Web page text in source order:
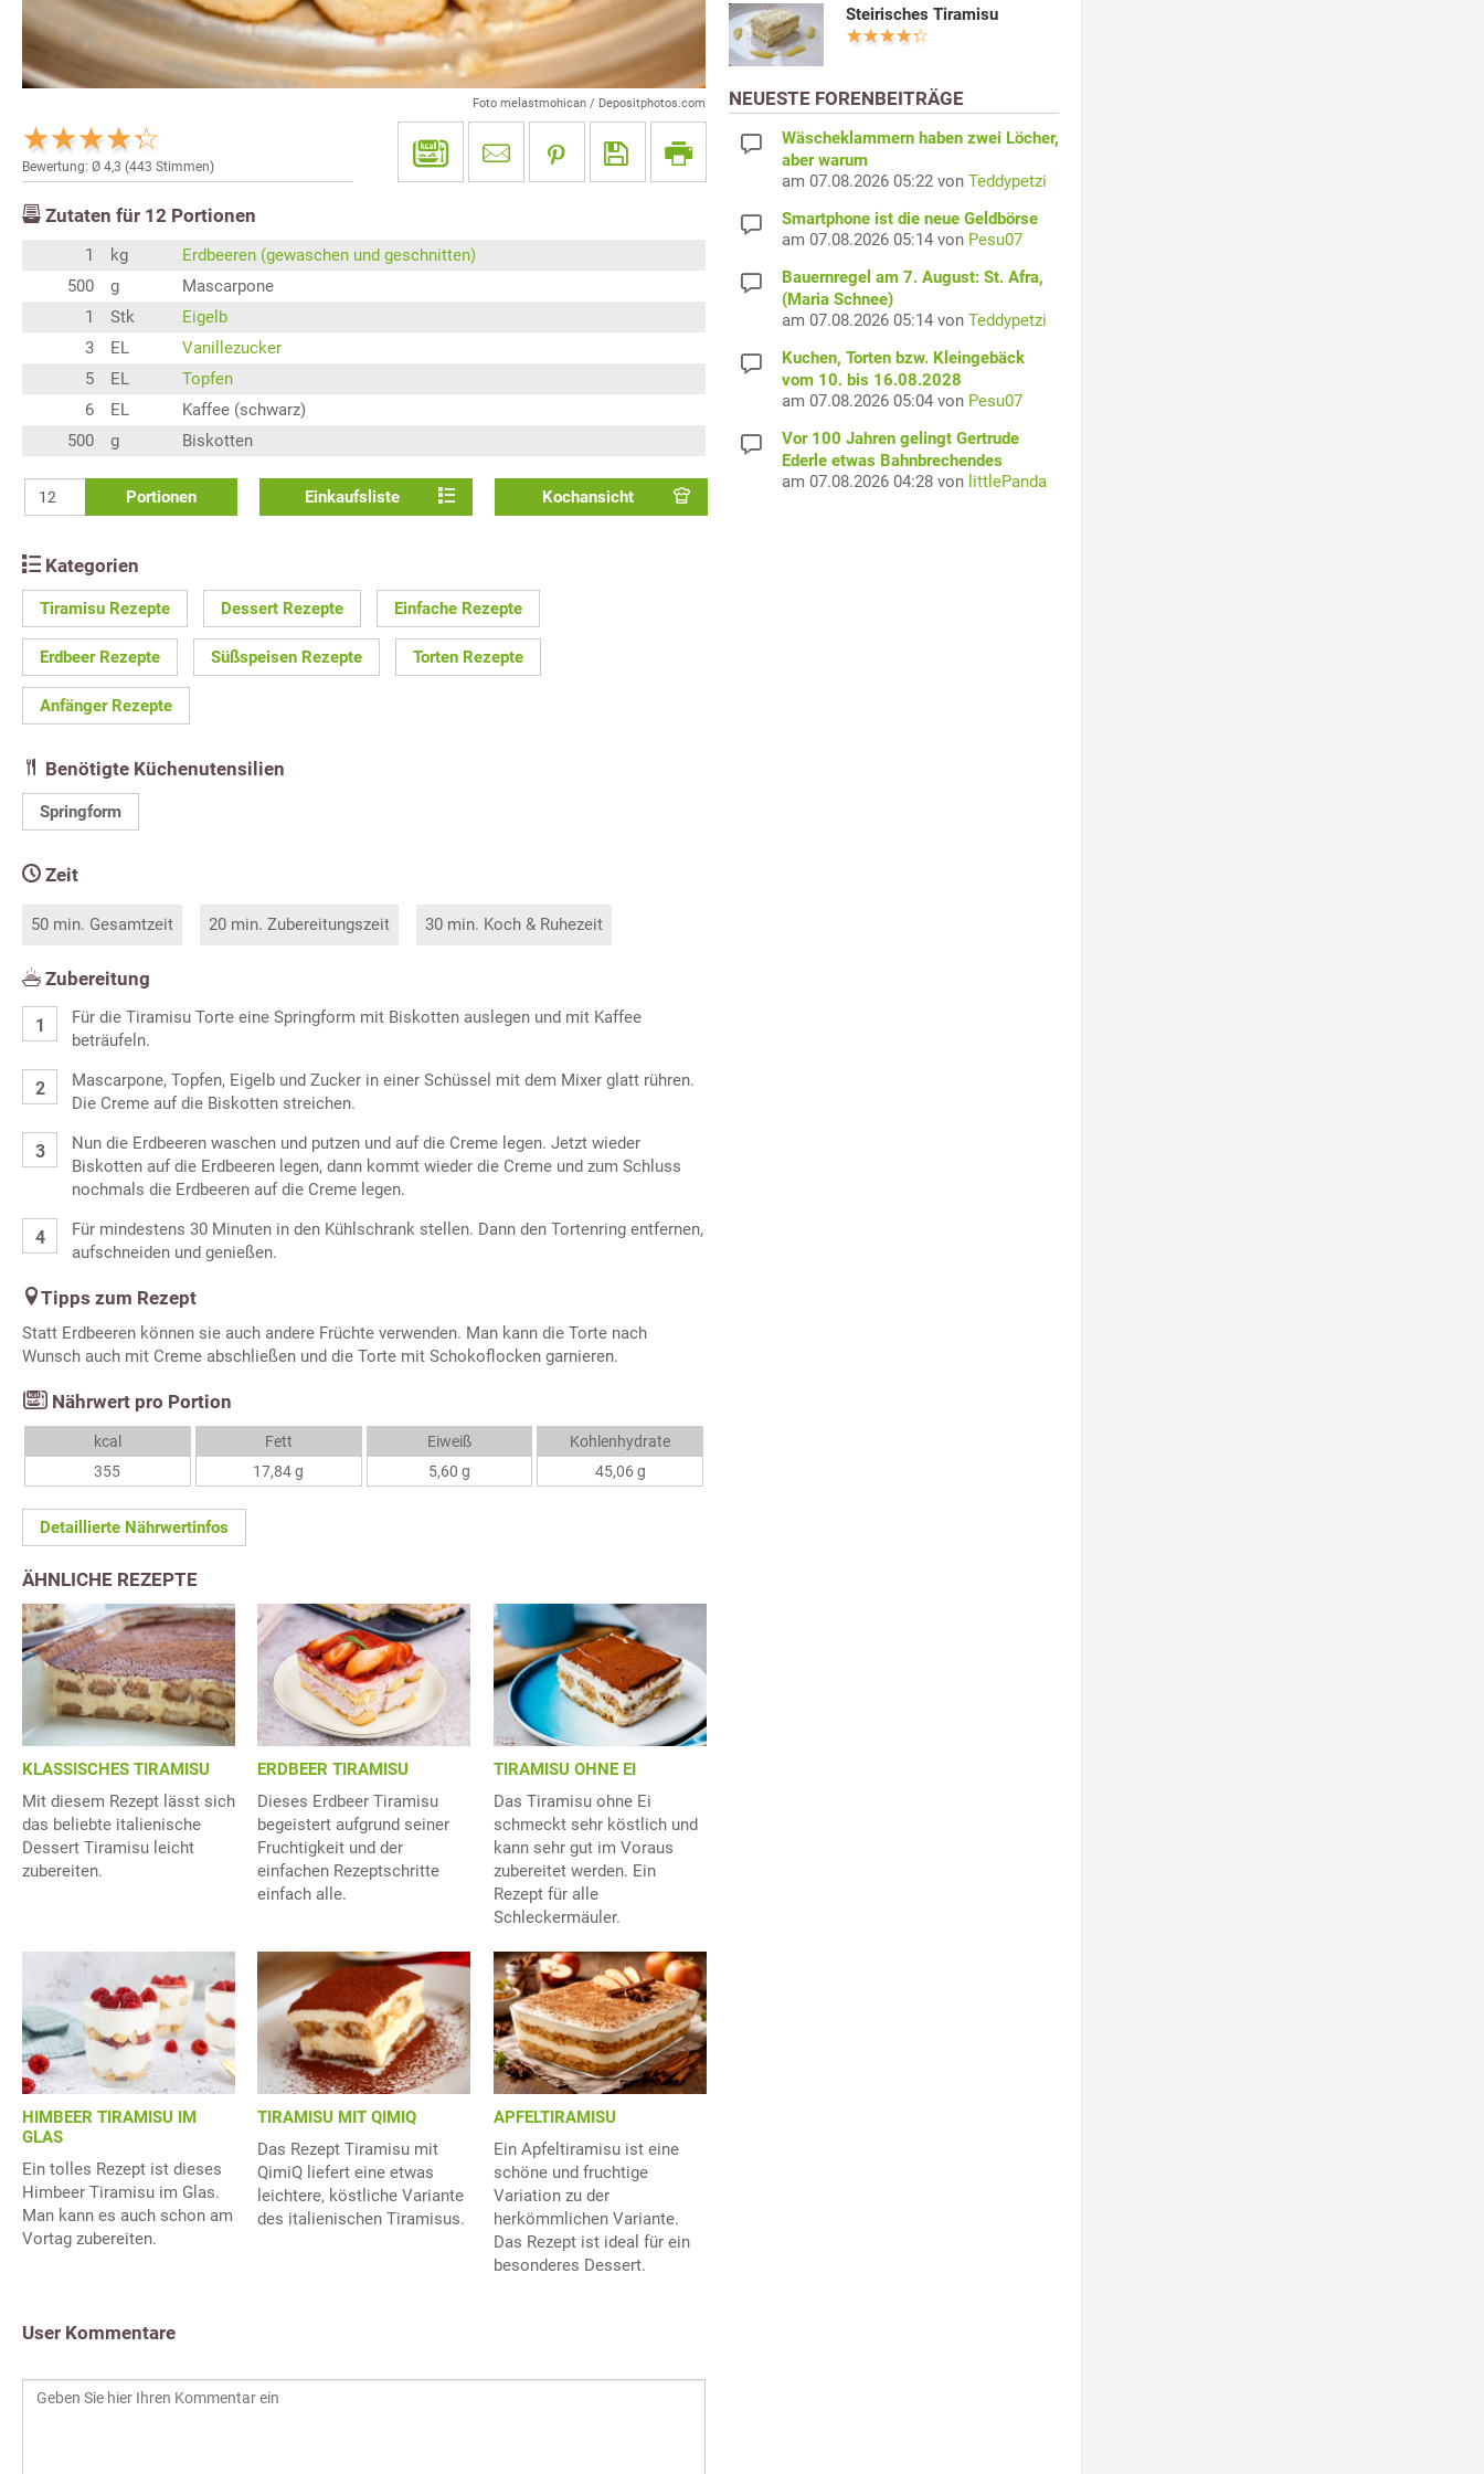
Foto melastmohican / Depositphotos.com
Bewertung: Ø 4,3 (443 Stimmen)
Zutaten für 12 Portionen
1 kg
Erdbeeren (gewaschen und geschnitten)
500
g
Mascarpone
1
Stk
Eigelb
3
EL
Vanillezucker
5
EL
Topfen
6
EL
Kaffee (schwarz)
500
g Biskotten
Portionen Einkaufsliste Kochansicht
Kategorien
Tiramisu Rezepte Dessert Rezepte Einfache Rezepte
Erdbeer Rezepte Süßspeisen Rezepte Torten Rezepte
Anfänger Rezepte
Benötigte Küchenutensilien
Springform
Zeit
50 min. Gesamtzeit 20 min. Zubereitungszeit 30 min. Koch & Ruhezeit
Zubereitung
Für die Tiramisu Torte eine Springform mit Biskotten auslegen und mit Kaffee
beträufeln.
Mascarpone, Topfen, Eigelb und Zucker in einer Schüssel mit dem Mixer glatt rühren.
Die Creme auf die Biskotten streichen.
Nun die Erdbeeren waschen und putzen und auf die Creme legen. Jetzt wieder
Biskotten auf die Erdbeeren legen, dann kommt wieder die Creme und zum Schluss
nochmals die Erdbeeren auf die Creme legen.
Für mindestens 30 Minuten in den Kühlschrank stellen. Dann den Tortenring entfernen,
aufschneiden und genießen.
Tipps zum Rezept
Statt Erdbeeren können sie auch andere Früchte verwenden. Man kann die Torte nach
Wunsch auch mit Creme abschließen und die Torte mit Schokoflocken garnieren.
Nährwert pro Portion
kcal
355
Fett
17,84 g
Eiweiß
5,60 g
Kohlenhydrate
45,06 g
Detaillierte Nährwertinfos
ÄHNLICHE REZEPTE
KLASSISCHES TIRAMISU
Mit diesem Rezept lässt sich
das beliebte italienische
Dessert Tiramisu leicht
zubereiten.
ERDBEER TIRAMISU
Dieses Erdbeer Tiramisu
begeistert aufgrund seiner
Fruchtigkeit und der
einfachen Rezeptschritte
einfach alle.
TIRAMISU OHNE EI
Das Tiramisu ohne Ei
schmeckt sehr köstlich und
kann sehr gut im Voraus
zubereitet werden. Ein
Rezept für alle
Schleckermäuler.
HIMBEER TIRAMISU IM
GLAS
Ein tolles Rezept ist dieses
Himbeer Tiramisu im Glas.
Man kann es auch schon am
Vortag zubereiten.
TIRAMISU MIT QIMIQ
Das Rezept Tiramisu mit
QimiQ liefert eine etwas
leichtere, köstliche Variante
des italienischen Tiramisus.
APFELTIRAMISU
Ein Apfeltiramisu ist eine
schöne und fruchtige
Variation zu der
herkömmlichen Variante.
Das Rezept ist ideal für ein
besonderes Dessert.
User Kommentare
Steirisches Tiramisu
NEUESTE FORENBEITRÄGE
Wäscheklammern haben zwei Löcher,
aber warum
am 07.08.2026 05:22 von Teddypetzi
Smartphone ist die neue Geldbörse
am 07.08.2026 05:14 von Pesu07
Bauernregel am 7. August: St. Afra,
(Maria Schnee)
am 07.08.2026 05:14 von Teddypetzi
Kuchen, Torten bzw. Kleingebäck
vom 10. bis 16.08.2028
am 07.08.2026 05:04 von Pesu07
Vor 100 Jahren gelingt Gertrude
Ederle etwas Bahnbrechendes
am 07.08.2026 04:28 von littlePanda